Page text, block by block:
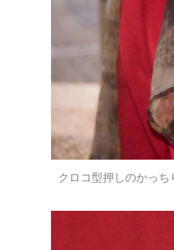
クロコ型押しのかっ